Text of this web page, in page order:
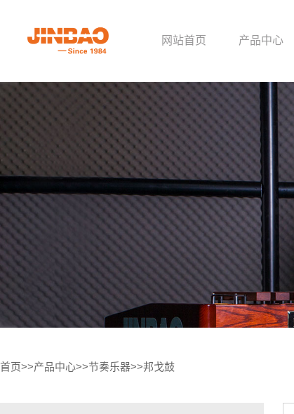
网站首页 产品中心
首页>>产品中心>>节奏乐器>>邦戈鼓